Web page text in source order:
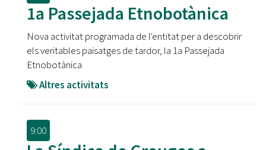
1a Passejada Etnobotànica
Nova activitat programada de l'entitat per a descobrir
els veritables paisatges de tardor, la 1a Passejada
Etnobotànica
Altres activitats
9:00